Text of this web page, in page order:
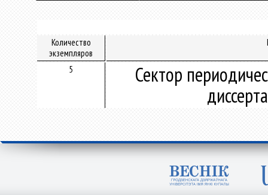
Количество
экземпляров
5
Сектор